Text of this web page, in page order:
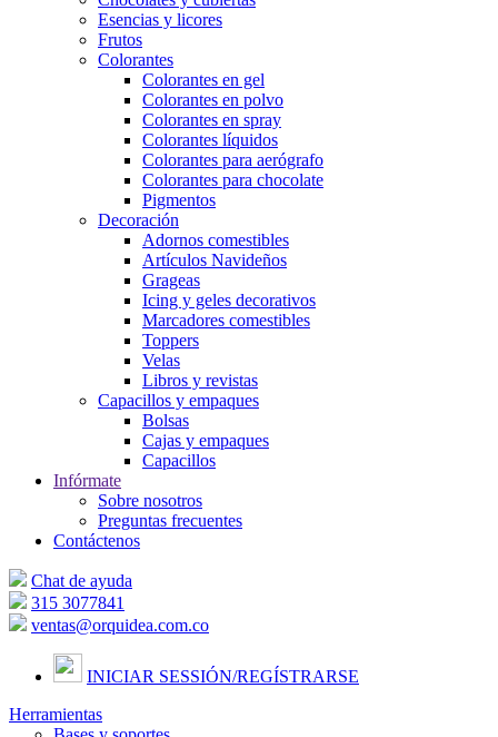
Esencias y licores
Frutos
Colorantes
Colorantes en gel
Colorantes en polvo
Colorantes en spray
Colorantes líquidos
Colorantes para aerógrafo
Colorantes para chocolate
Pigmentos
Decoración
Adornos comestibles
Artículos Navideños
Grageas
Icing y geles decorativos
Marcadores comestibles
Toppers
Velas
Libros y revistas
Capacillos y empaques
Bolsas
Cajas y empaques
Capacillos
Infórmate
Sobre nosotros
Preguntas frecuentes
Contáctenos
Chat de ayuda
315 3077841
ventas@orquidea.com.co
INICIAR SESSIÓN/REGÍSTRARSE
Herramientas